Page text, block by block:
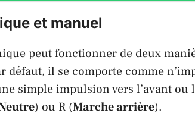
et manuel
peut fonctionner de deux
défaut, il se comporte comme
simple impulsion vers l’avant ou
) ou R (Marche arrière).